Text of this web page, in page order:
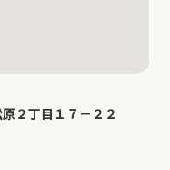
２丁目１７－２２